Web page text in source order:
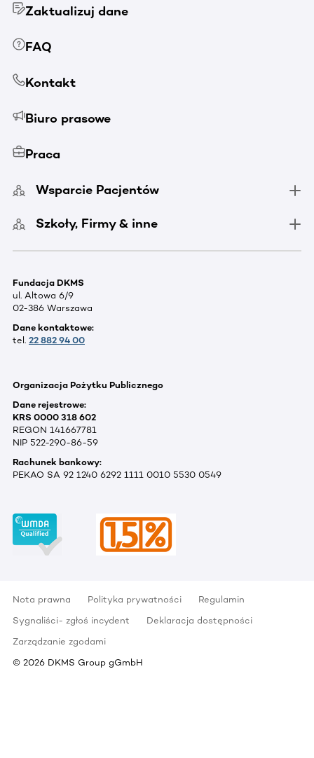
Zaktualizuj dane
FAQ
Kontakt
Biuro prasowe
Praca
Wsparcie Pacjentów
Szkoły, Firmy & inne
Fundacja DKMS
ul. Altowa 6/9
02-386 Warszawa
Dane kontaktowe:
tel. 22 882 94 00
Organizacja Pożytku Publicznego
Dane rejestrowe:
KRS 0000 318 602
REGON 141667781
NIP 522-290-86-59
Rachunek bankowy:
PEKAO SA 92 1240 6292 1111 0010 5530 0549
Nota prawna Polityka prywatności
Regulamin
Sygnaliści- zgłoś incydent
Deklaracja dostępności
Zarządzanie zgodami
© 2026 DKMS Group gGmbH